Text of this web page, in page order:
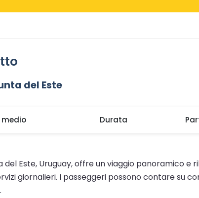
del Este
medio Durata
Este, Uruguay, offre un viaggio panoramico e
giornalieri. I passeggeri possono contare su